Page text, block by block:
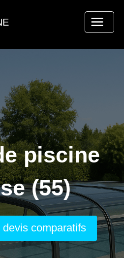
piscine
(55)
comparatifs